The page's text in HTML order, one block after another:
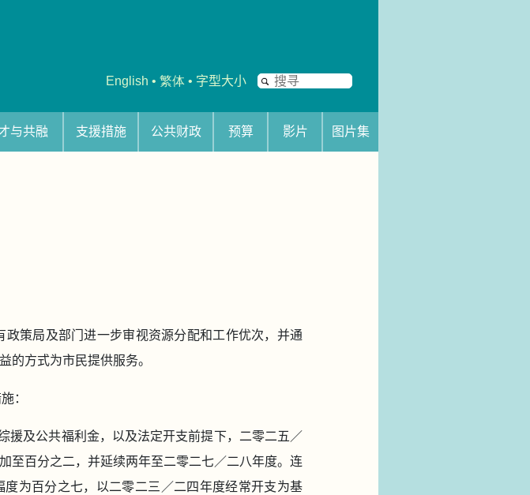
English • 繁体 • 字型大小
搜
与共融 支援措施 公共财政 预算 影片 图片集
策局及部门进一步审视资源分配和工作优次，并通
的方式为市民提供服务。
：
援及公共福利金，以及法定开支前提下，二零二五／
至百分之二，并延续两年至二零二七／二八年度。连
为百分之七，以二零二三／二四年度经常开支为基